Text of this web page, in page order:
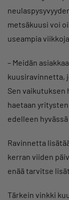
metsäkuusi voi
useampia viikkoja.
– Meidän
kuusiravinnetta,
Sen vaikutuksen
haetaan
edelleen hyvässä
Ravinnetta
kerran viiden
enää tarvitse
Tärkein vinkki